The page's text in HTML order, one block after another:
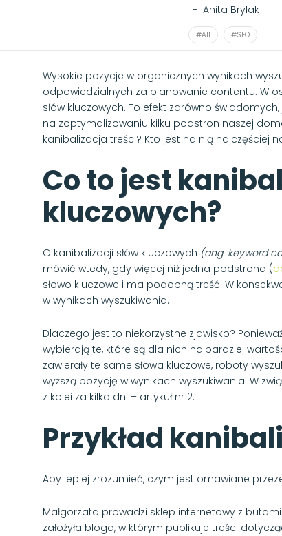
- Anita Brylak
#All #SEO
Wysokie pozycje w organicznych wynikach
odpowiedzialnych za planowanie contentu. W
słów kluczowych. To efekt zarówno
na zoptymalizowaniu kilku podstron naszej
kanibalizacja treści? Kto jest na nią najczęściej
Co to jest
kluczowych?
O kanibalizacji słów kluczowych (ang. keyword
mówić wtedy, gdy więcej niż jedna podstrona (
słowo kluczowe i ma podobną treść. W
w wynikach wyszukiwania.
Dlaczego jest to niekorzystne zjawisko?
wybierają te, które są dla nich najbardziej
zawierały te same słowa kluczowe, roboty
wyższą pozycję w wynikach wyszukiwania. W
z kolei za kilka dni – artykuł nr 2.
Przykład
Aby lepiej zrozumieć, czym jest omawiane
Małgorzata prowadzi sklep internetowy z
założyła bloga, w którym publikuje treści